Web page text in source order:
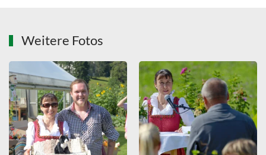
Weitere Fotos
ZOOMEN ZOOMEN